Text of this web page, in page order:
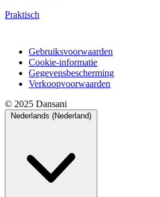
Praktisch
Gebruiksvoorwaarden
Cookie-informatie
Gegevensbescherming
Verkoopvoorwaarden
© 2025 Dansani
Nederlands (Nederland)